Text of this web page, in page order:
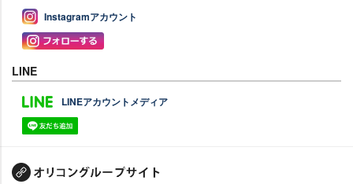
Instagramアカウント
LINE
LINEアカウントメディア